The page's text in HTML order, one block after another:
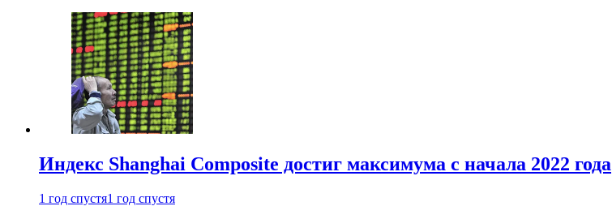
Индекс Shanghai Composite достиг максимума с начала 2022 года
1 год спустя1 год спустя